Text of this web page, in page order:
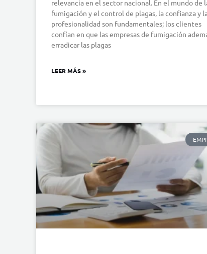
relevancia en el sector nacional. En el mundo de
fumigación y el control de plagas, la confianza y
profesionalidad son fundamentales; los clientes
confían en que las empresas de fumigación
erradicar las plagas
LEER MÁS »